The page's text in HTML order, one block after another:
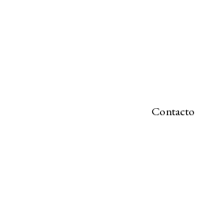
Contacto